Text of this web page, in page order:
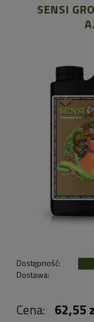
SENSI
Dostępność:
Dostawa:
Cena nie zawiera
Cena: 62,55